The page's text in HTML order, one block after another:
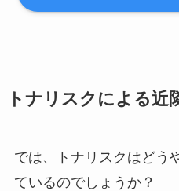
トナリスクによる近
では、トナリスクはどう
ているのでしょうか？